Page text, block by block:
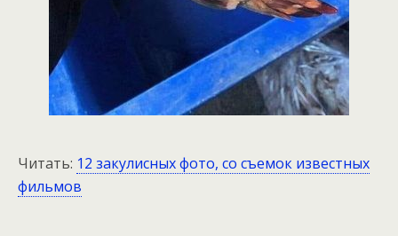
Читать: 12 закулисных фото, со съемок известных
фильмов